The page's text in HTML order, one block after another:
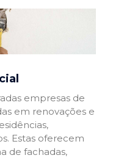
empresas de
em renovações e
Estas oferecem
de fachadas,